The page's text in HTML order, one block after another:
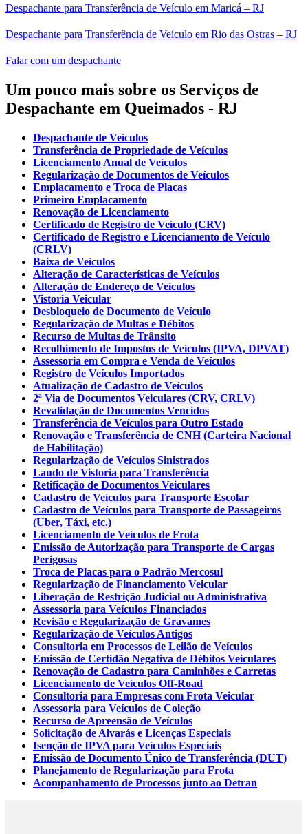
Despachante para Transferência de Veículo em Maricá – RJ
Despachante para Transferência de Veículo em Rio das Ostras – RJ
Falar com um despachante
Um pouco mais sobre os Serviços de
Despachante em Queimados - RJ
Despachante de Veículos
Transferência de Propriedade de Veículos
Licenciamento Anual de Veículos
Regularização de Documentos de Veículos
Emplacamento e Troca de Placas
Primeiro Emplacamento
Renovação de Licenciamento
Certificado de Registro de Veículo (CRV)
Certificado de Registro e Licenciamento de Veículo
(CRLV)
Baixa de Veículos
Alteração de Características de Veículos
Alteração de Endereço de Veículos
Vistoria Veicular
Desbloqueio de Documento de Veículo
Regularização de Multas e Débitos
Recurso de Multas de Trânsito
Recolhimento de Impostos de Veículos (IPVA, DPVAT)
Assessoria em Compra e Venda de Veículos
Registro de Veículos Importados
Atualização de Cadastro de Veículos
2ª Via de Documentos Veiculares (CRV, CRLV)
Revalidação de Documentos Vencidos
Transferência de Veículos para Outro Estado
Renovação e Transferência de CNH (Carteira Nacional
de Habilitação)
Regularização de Veículos Sinistrados
Laudo de Vistoria para Transferência
Retificação de Documentos Veiculares
Cadastro de Veículos para Transporte Escolar
Cadastro de Veículos para Transporte de Passageiros
(Uber, Táxi, etc.)
Licenciamento de Veículos de Frota
Emissão de Autorização para Transporte de Cargas
Perigosas
Troca de Placas para o Padrão Mercosul
Regularização de Financiamento Veicular
Liberação de Restrição Judicial ou Administrativa
Assessoria para Veículos Financiados
Revisão e Regularização de Gravames
Regularização de Veículos Antigos
Consultoria em Processos de Leilão de Veículos
Emissão de Certidão Negativa de Débitos Veiculares
Renovação de Cadastro para Caminhões e Carretas
Licenciamento de Veículos Off-Road
Consultoria para Empresas com Frota Veicular
Assessoria para Veículos de Coleção
Recurso de Apreensão de Veículos
Solicitação de Alvarás e Licenças Especiais
Isenção de IPVA para Veículos Especiais
Emissão de Documento Único de Transferência (DUT)
Planejamento de Regularização para Frota
Acompanhamento de Processos junto ao Detran